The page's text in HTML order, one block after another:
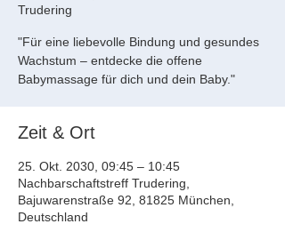
Trudering
"Für eine liebevolle Bindung und gesundes
Wachstum – entdecke die offene
Babymassage für dich und dein Baby."
Zeit & Ort
25. Okt. 2030, 09:45 – 10:45
Nachbarschaftstreff Trudering,
Bajuwarenstraße 92, 81825 München,
Deutschland